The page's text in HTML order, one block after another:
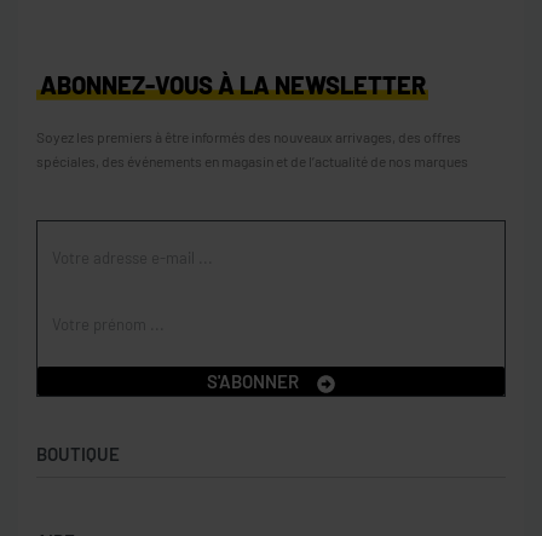
BOUTIQUE
ABONNEZ-VOUS À LA NEWSLETTER
Soyez les premiers à être informés des nouveaux arrivages, des offres
spéciales, des événements en magasin et de l’actualité de nos marques
S'ABONNER